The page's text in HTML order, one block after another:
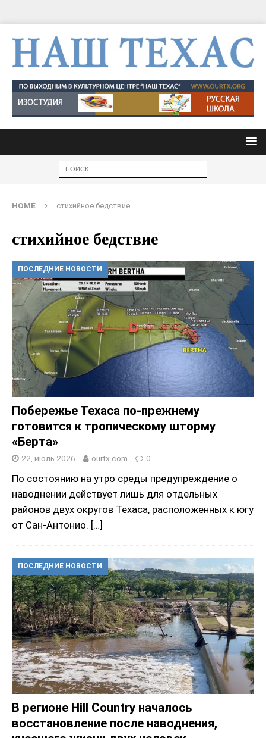
HOME стихийное бедствие
стихийное бедствие
ПОСЛЕДНИЕ НОВОСТИ
Побережье Техаса по-прежнему
готовится к тропическому шторму
«Берта»
22, июль 2026 ourtx.com 0
По состоянию на утро среды предупреждение о
наводнении действует лишь для отдельных
районов двух округов Техаса, расположенных к югу
от Сан-Антонио. […]
ПОСЛЕДНИЕ НОВОСТИ
В регионе Hill Country началось
восстановление после наводнения,